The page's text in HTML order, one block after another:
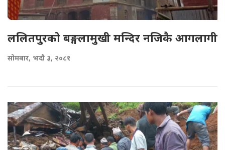
ललितपुरको बङ्गलामुखी मन्दिर नजिकै आगलागी
सोमबार, भदौ ३, २०८१